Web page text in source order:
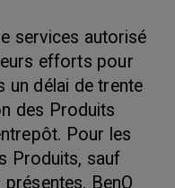
services autorisé
efforts pour
un délai de trente
des Produits
Pour les
Produits, sauf
BenQ